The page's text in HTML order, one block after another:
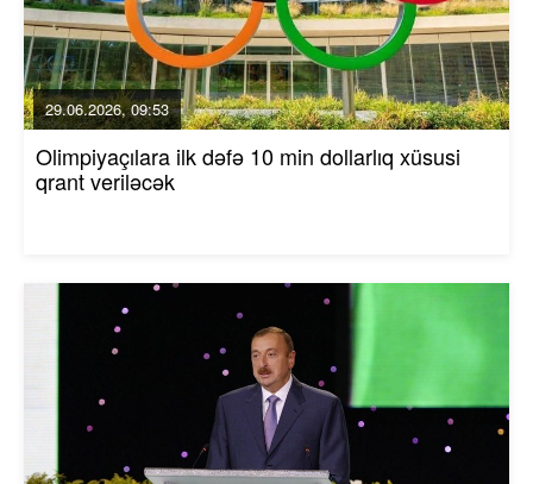
29.06.2026, 09:53
Olimpiyaçılara ilk dəfə 10 min dollarlıq xüsusi
qrant veriləcək